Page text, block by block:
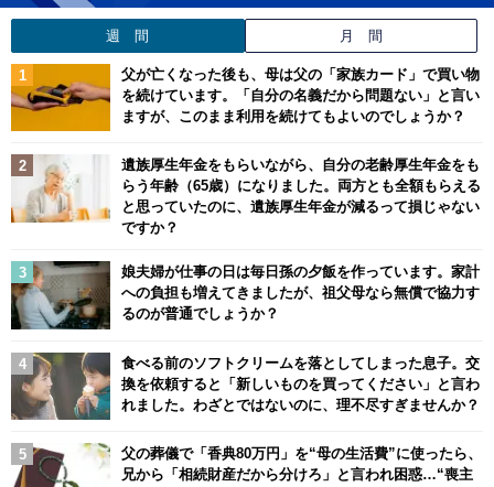
週 間 月 間
父が亡くなった後も、母は父の「家族カード」で買い物
を続けています。「自分の名義だから問題ない」と言い
ますが、このまま利用を続けてもよいのでしょうか？
遺族厚生年金をもらいながら、自分の老齢厚生年金をも
らう年齢（65歳）になりました。両方とも全額もらえる
と思っていたのに、遺族厚生年金が減るって損じゃない
ですか？
娘夫婦が仕事の日は毎日孫の夕飯を作っています。家計
への負担も増えてきましたが、祖父母なら無償で協力す
るのが普通でしょうか？
食べる前のソフトクリームを落としてしまった息子。交
換を依頼すると「新しいものを買ってください」と言わ
れました。わざとではないのに、理不尽すぎませんか？
父の葬儀で「香典80万円」を“母の生活費”に使ったら、
兄から「相続財産だから分けろ」と言われ困惑…“喪主